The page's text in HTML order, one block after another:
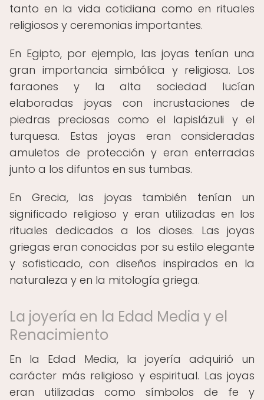
tanto en la vida cotidiana como en rituales
religiosos y ceremonias importantes.
En Egipto, por ejemplo, las joyas tenían una
gran importancia simbólica y religiosa. Los
faraones y la alta sociedad lucían
elaboradas joyas con incrustaciones de
piedras preciosas como el lapislázuli y el
turquesa. Estas joyas eran consideradas
amuletos de protección y eran enterradas
junto a los difuntos en sus tumbas.
En Grecia, las joyas también tenían un
significado religioso y eran utilizadas en los
rituales dedicados a los dioses. Las joyas
griegas eran conocidas por su estilo elegante
y sofisticado, con diseños inspirados en la
naturaleza y en la mitología griega.
La joyería en la Edad Media y el
Renacimiento
En la Edad Media, la joyería adquirió un
carácter más religioso y espiritual. Las joyas
eran utilizadas como símbolos de fe y